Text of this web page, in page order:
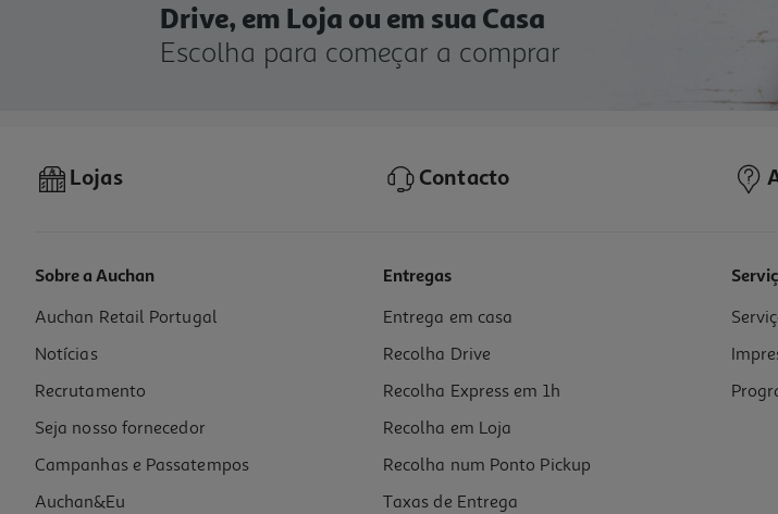
Drive, em Loja ou em sua Casa
Escolha para começar a comprar
Lojas Contacto
Sobre a Auchan
Auchan Retail Portugal
Notícias
Recrutamento
Seja nosso fornecedor
Campanhas e Passatempos
Auchan&Eu
Entregas
Entrega em casa
Recolha Drive
Recolha Express em 1h
Recolha em Loja
Recolha num Ponto Pickup
Taxas de Entrega